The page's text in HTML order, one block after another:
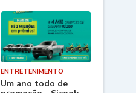
ENTRETENIMENTO
Um ano todo de